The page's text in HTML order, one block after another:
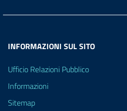
INFORMAZIONI SUL SITO
Ufficio Relazioni Pubblico
Informazioni
Sitemap